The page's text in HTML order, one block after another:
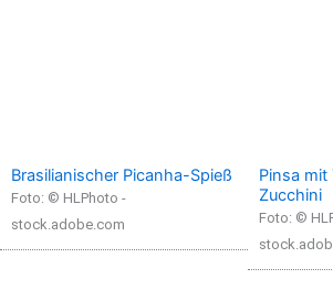
Brasilianischer Picanha-Spieß
Foto: © HLPhoto -
stock.adobe.com
Pinsa mit
Zucchini
Foto: ©